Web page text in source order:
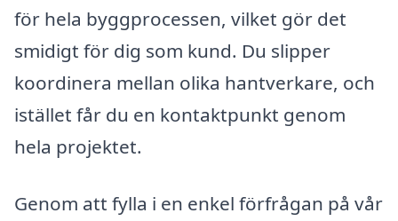
för hela byggprocessen, vilket gör det
smidigt för dig som kund. Du slipper
koordinera mellan olika hantverkare, och
istället får du en kontaktpunkt genom
hela projektet.
Genom att fylla i en enkel förfrågan på vår